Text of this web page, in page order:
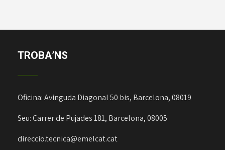
TROBA’NS
Oficina: Avinguda Diagonal 50 bis, Barcelona, 08019
Seu: Carrer de Pujades 181, Barcelona, 08005
direccio.tecnica@emelcat.cat